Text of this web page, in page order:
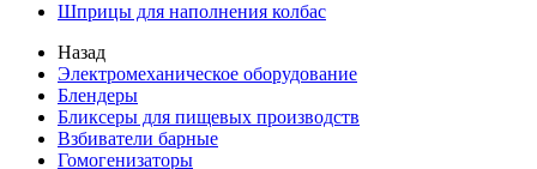
Шприцы для наполнения колбас
Назад
Электромеханическое оборудование
Блендеры
Бликсеры для пищевых производств
Взбиватели барные
Гомогенизаторы